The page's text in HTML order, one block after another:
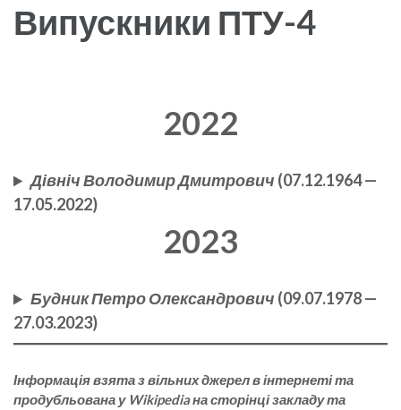
Випускники ПТУ-4
2022
Дівніч Володимир Дмитрович (07.12.1964 —
17.05.2022)
2023
Будник Петро Олександрович (09.07.1978 —
27.03.2023)
Інформація взята з вільних джерел в інтернеті та
продубльована у Wikipedia на сторінці закладу та